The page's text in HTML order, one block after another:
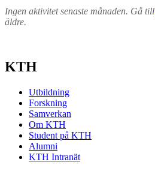
Ingen aktivitet senaste månaden. Gå till
äldre.
KTH
Utbildning
Forskning
Samverkan
Om KTH
Student på KTH
Alumni
KTH Intranät